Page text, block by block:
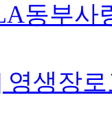
동부사
영생장